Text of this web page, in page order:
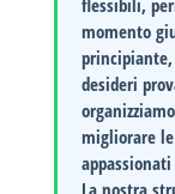
momento
desideri
migliorare
La nostra